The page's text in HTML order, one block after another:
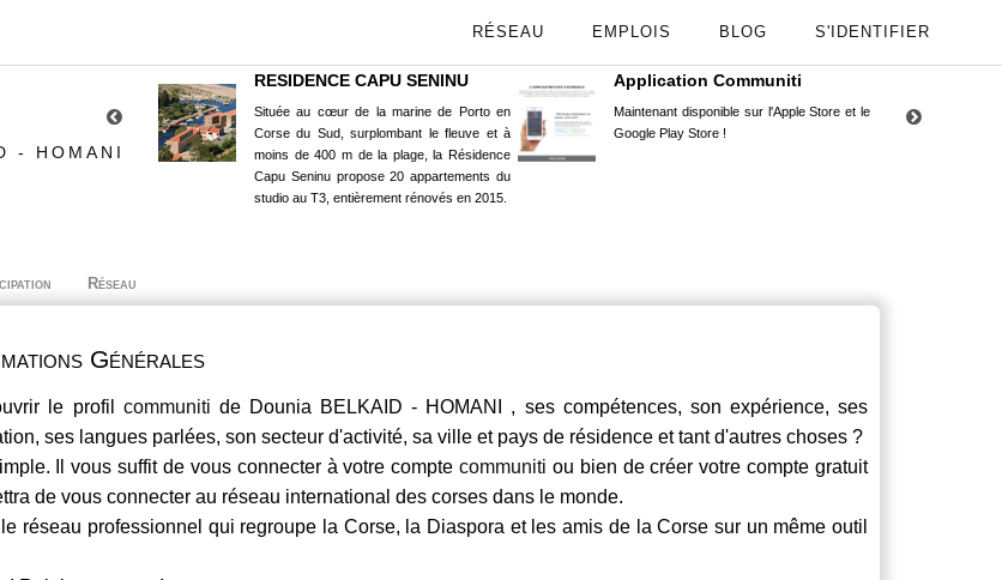
RÉSEAU EMPLOIS BLOG S'IDENTIFIER
- HOMANI
RESIDENCE CAPU SENINU
Située au cœur de la marine de Porto en
Corse du Sud, surplombant le fleuve et à
moins de 400 m de la plage, la Résidence
Capu Seninu propose 20 appartements du
studio au T3, entièrement rénovés en 2015.
Application Communiti
Maintenant disponible sur l'Apple Store et le
Google Play Store !
Réseau
Générales
le profil communiti de Dounia BELKAID - HOMANI , ses compétences, son expérience, ses
ses langues parlées, son secteur d'activité, sa ville et pays de résidence et tant d'autres choses ?
Il vous suffit de vous connecter à votre comptecommuniti ou bien de créer votre compte gratuit
de vous connecter au réseau international des corses dans le monde.
réseau professionnel qui regroupe la Corse, la Diaspora et les amis de la Corse sur un même outil